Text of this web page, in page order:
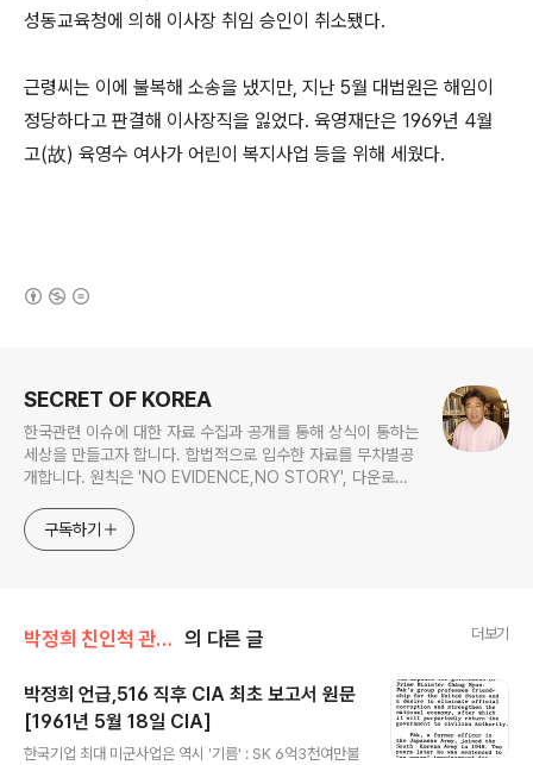
성동교육청에 의해 이사장 취임 승인이 취소됐다.
근령씨는 이에 불복해 소송을 냈지만, 지난 5월 대법원은 해임이
정당하다고 판결해 이사장직을 잃었다. 육영재단은 1969년 4월
고(故) 육영수 여사가 어린이 복지사업 등을 위해 세웠다.
SECRET OF KOREA
한국관련 이슈에 대한 자료 수집과 공개를 통해 상식이 통하는
세상을 만들고자 합니다. 합법적으로 입수한 자료를 무차별공
개합니다. 원칙은 'NO EVIDENCE,NO STORY', 다운로드
jesim56@gmail.com, 안보일때는 구글리더나 RSS로!!
구독하기
박정희 친인척 관련서류 의 다른 글 더보기
박정희 언급,516 직후 CIA 최초 보고서 원문
[1961년 5월 18일 CIA]
한국기업 최대 미군사업은 역시 '기름' : SK 6억3천여만불